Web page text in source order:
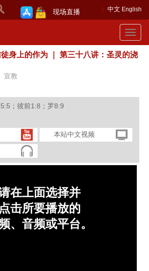
中文 English
现场直播
Toggle
身上的作为
第三十八讲：圣灵的浇
宣教
；彼前1:8；罗8:9
本站中文视频